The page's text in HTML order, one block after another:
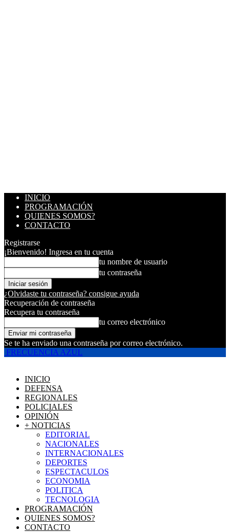
INICIO
PROGRAMACIÓN
QUIENES SOMOS?
CONTACTO
Registrarse
¡Bienvenido! Ingresa en tu cuenta
tu nombre de usuario
tu contraseña
¿Olvidaste tu contraseña? consigue ayuda
Recuperación de contraseña
Recupera tu contraseña
tu correo electrónico
Se te ha enviado una contraseña por correo electrónico.
FRECUENCIA AZUL
INICIO
DEFENSA
REGIONALES
POLICIALES
OPINIÓN
+ NOTICIAS
EDITORIAL
NACIONALES
INTERNACIONALES
DEPORTES
ESPECTACULOS
ECONOMIA
POLITICA
TECNOLOGIA
PROGRAMACIÓN
QUIENES SOMOS?
CONTACTO